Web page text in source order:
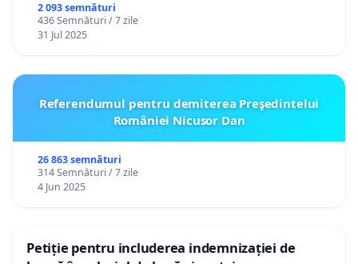
2 093 semnături
436 Semnături / 7 zile
31 Jul 2025
Referendumul pentru demiterea Preşedintelui
României Nicusor Dan
26 863 semnături
314 Semnături / 7 zile
4 Jun 2025
Petiție pentru includerea indemnizației de